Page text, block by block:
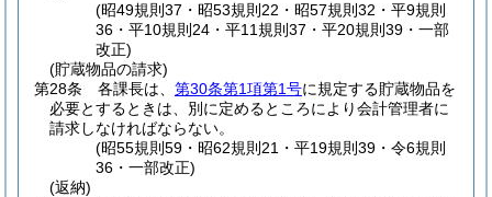
(昭49規則37・昭53規則22・昭57規則32・平9規則
36・平10規則24・平11規則37・平20規則39・一部
改正)
(貯蔵物品の請求)
第28条
各課長は、 第30条第1項第1号に規定する貯蔵物品を
必要とするときは、別に定めるところにより会計管理者に
請求しなければならない。
(昭55規則59・昭62規則21・平19規則39・令6規則
36・一部改正)
(返納)